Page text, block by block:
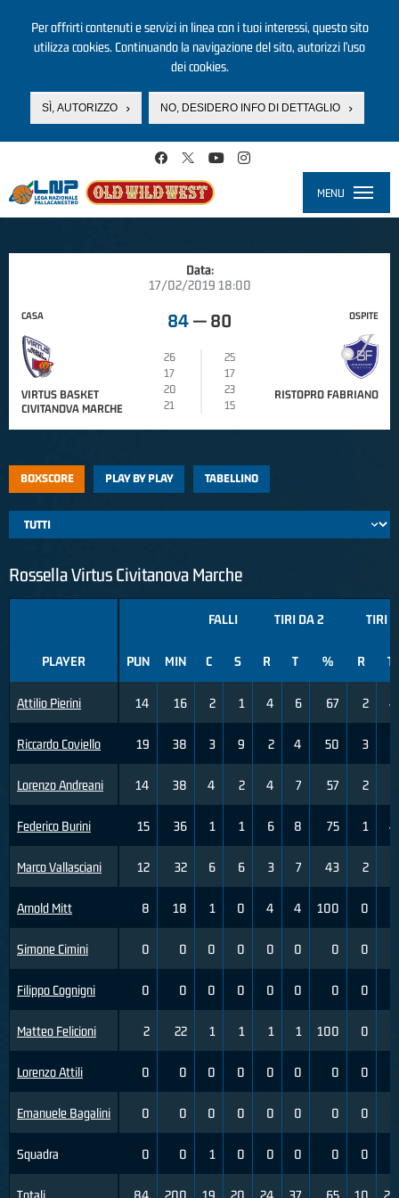
Per offrirti contenuti e servizi in linea con i tuoi interessi, questo sito
utilizza cookies. Continuando la navigazione del sito, autorizzi l’uso
dei cookies.
SÌ, AUTORIZZO NO, DESIDERO INFO DI DETTAGLIO
MENU
Data:
17/02/2019 18:00
CASA
VIRTUS BASKET
CIVITANOVA MARCHE
84 — 80
26
25
17
17
20
23
21
15
OSPITE
RISTOPRO FABRIANO
BOXSCORE PLAY BY PLAY TABELLINO
Rossella Virtus Civitanova Marche
PLAYER
Attilio Pierini
Riccardo Coviello
Lorenzo Andreani
Federico Burini
Marco Vallasciani
Arnold Mitt
Simone Cimini
Filippo Cognigni
Matteo Felicioni
Lorenzo Attili
Emanuele Bagalini
Squadra
FALLI TIRI DA 2 TIRI
PUN MIN C S R T % R T
14 16 2 1 4 6 67 2 4
19 38 3 9 2 4 50 3
14 38 4 2 4 7 57 2
15 36 1 1 6 8 75 1 4
12 32 6 6 3 7 43 2
8 18 1 0 4 4 100 0
0 0 0 0 0 0 0 0
0 0 0 0 0 0 0 0
2 22 1 1 1 1 100 0
0 0 0 0 0 0 0 0
0 0 0 0 0 0 0 0
0 0 1 0 0 0 0 0